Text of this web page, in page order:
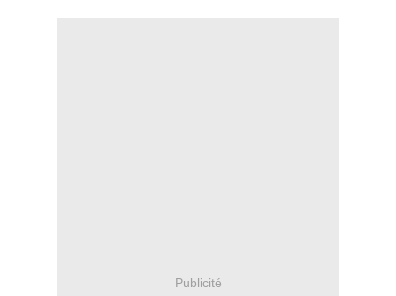
Publicité